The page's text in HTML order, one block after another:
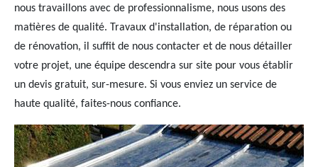
nous travaillons avec de professionnalisme, nous usons des
matières de qualité. Travaux d'installation, de réparation ou
de rénovation, il suffit de nous contacter et de nous détailler
votre projet, une équipe descendra sur site pour vous établir
un devis gratuit, sur-mesure. Si vous enviez un service de
haute qualité, faites-nous confiance.